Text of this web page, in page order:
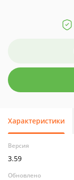
Характеристики
Версия
3.59
Обновлено